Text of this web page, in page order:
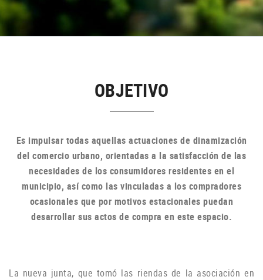
OBJETIVO
Es impulsar todas aquellas actuaciones de dinamización
del comercio urbano, orientadas a la satisfacción de las
necesidades de los consumidores residentes en el
municipio, así como las vinculadas a los compradores
ocasionales que por motivos estacionales puedan
desarrollar sus actos de compra en este espacio.
La nueva junta, que tomó las riendas de la asociación en